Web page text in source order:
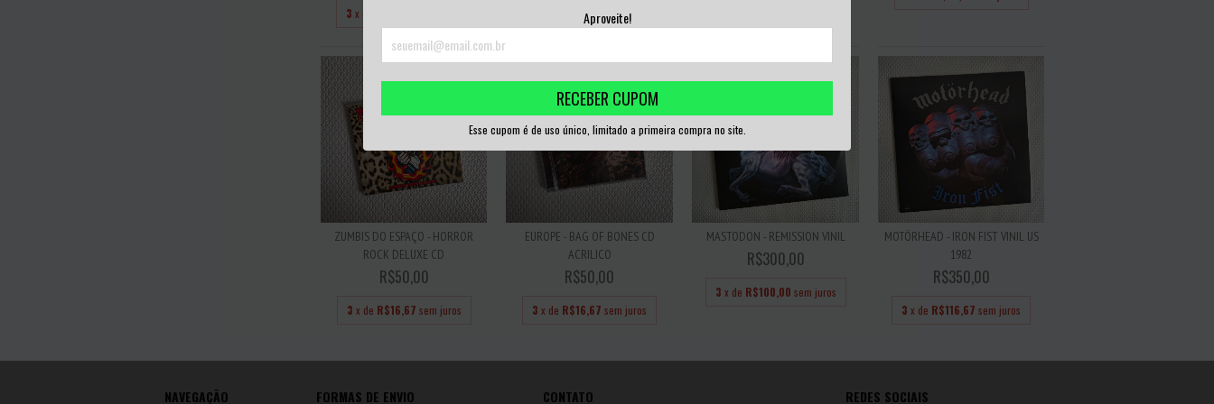
Aproveite!
RECEBER CUPOM
Esse cupom é de uso único, limitado a primeira compra no site.
3 x de R$33,33 sem juros
ZUMBIS DO ESPAÇO - HORROR
ROCK DELUXE CD
R$50,00
3 x de R$16,67 sem juros
EUROPE - BAG OF BONES CD
ACRILICO
R$50,00
3 x de R$16,67 sem juros
MASTODON - REMISSION VINIL
R$300,00
3 x de R$100,00 sem juros
MOTÖRHEAD - IRON FIST VINIL US
1982
R$350,00
3 x de R$116,67 sem juros
NAVEGAÇÃO FORMAS DE ENVIO CONTATO REDES SOCIAIS